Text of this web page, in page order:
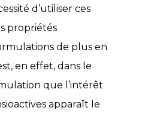
d’utiliser ces
propriétés
de plus en
en effet, dans le
que l’intérêt
apparaît le